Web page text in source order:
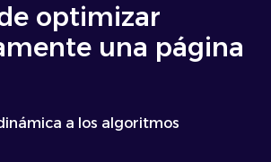
optimizar
una página
a los algoritmos